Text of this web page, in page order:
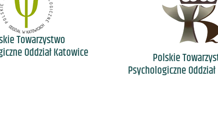
Towarzystwo
Oddział Katowice Polskie
Psychologiczne